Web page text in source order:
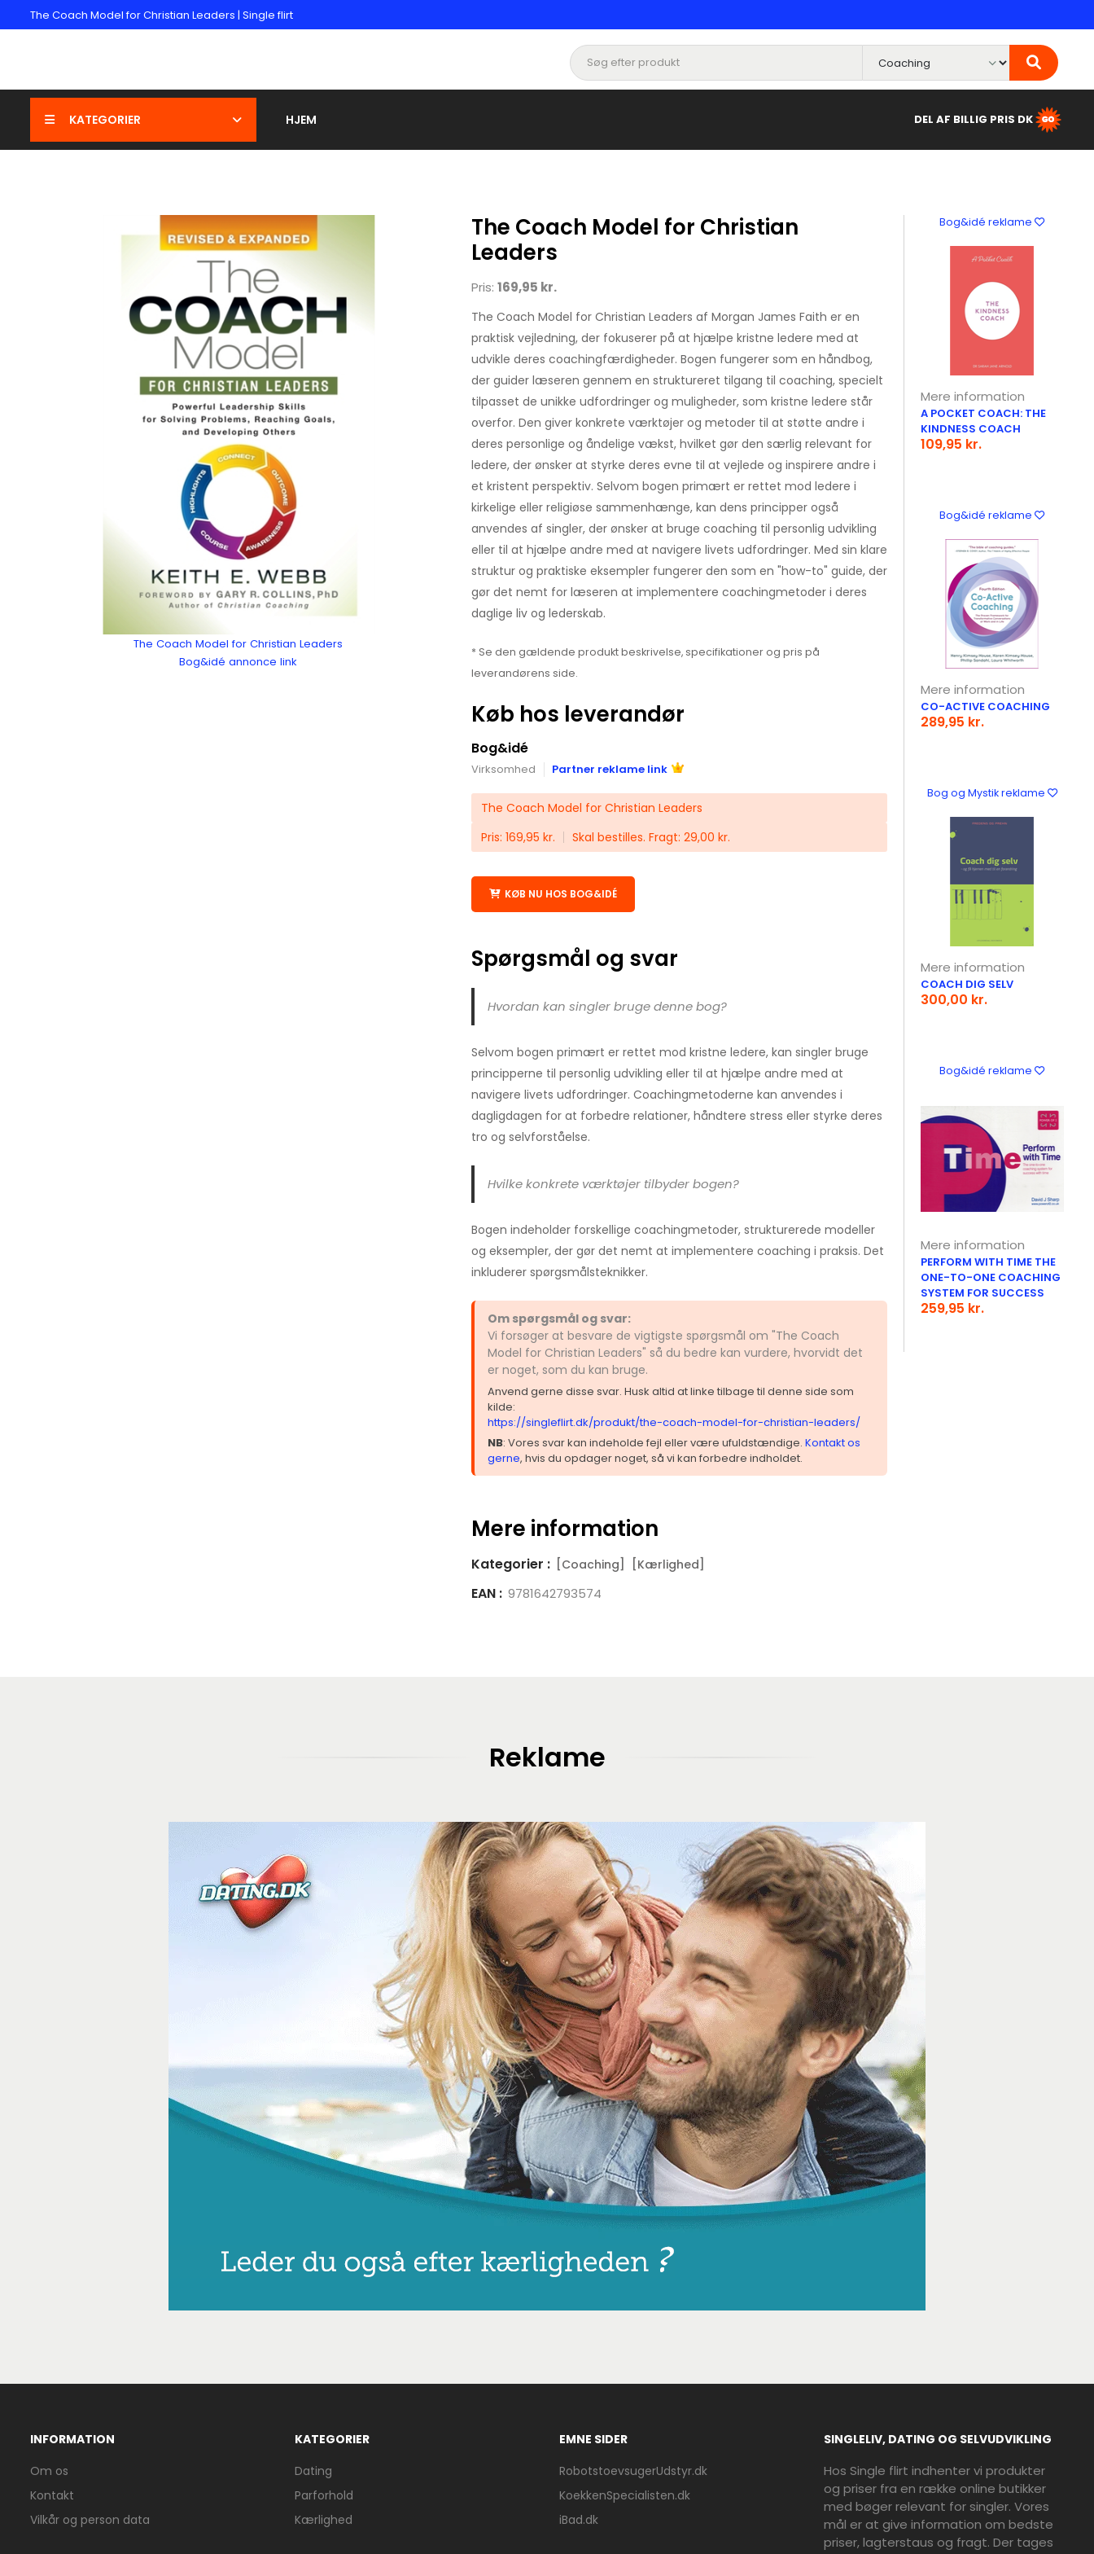
The Coach Model for Christian Leaders | Single flirt
KATEGORIER HJEM DEL AF BILLIG PRIS DK
The Coach Model for Christian Leaders
Bog&idé annonce link
The Coach Model for Christian
Leaders
Pris: 169,95 kr.
The Coach Model for Christian Leaders af Morgan James Faith er en
praktisk vejledning, der fokuserer på at hjælpe kristne ledere med at
udvikle deres coachingfærdigheder. Bogen fungerer som en håndbog,
der guider læseren gennem en struktureret tilgang til coaching, specielt
tilpasset de unikke udfordringer og muligheder, som kristne ledere står
overfor. Den giver konkrete værktøjer og metoder til at støtte andre i
deres personlige og åndelige vækst, hvilket gør den særlig relevant for
ledere, der ønsker at styrke deres evne til at vejlede og inspirere andre i
et kristent perspektiv. Selvom bogen primært er rettet mod ledere i
kirkelige eller religiøse sammenhænge, kan dens principper også
anvendes af singler, der ønsker at bruge coaching til personlig udvikling
eller til at hjælpe andre med at navigere livets udfordringer. Med sin klare
struktur og praktiske eksempler fungerer den som en "how-to" guide, der
gør det nemt for læseren at implementere coachingmetoder i deres
daglige liv og lederskab.
* Se den gældende produkt beskrivelse, specifikationer og pris på
leverandørens side.
Køb hos leverandør
Bog&idé
Virksomhed Partner reklame link
The Coach Model for Christian Leaders
Pris: 169,95 kr.
Skal bestilles. Fragt: 29,00 kr.
KØB NU HOS BOG&IDÉ
Spørgsmål og svar
Hvordan kan singler bruge denne bog?
Selvom bogen primært er rettet mod kristne ledere, kan singler bruge
principperne til personlig udvikling eller til at hjælpe andre med at
navigere livets udfordringer. Coachingmetoderne kan anvendes i
dagligdagen for at forbedre relationer, håndtere stress eller styrke deres
tro og selvforståelse.
Hvilke konkrete værktøjer tilbyder bogen?
Bogen indeholder forskellige coachingmetoder, strukturerede modeller
og eksempler, der gør det nemt at implementere coaching i praksis. Det
inkluderer spørgsmålsteknikker.
Om spørgsmål og svar:
Vi forsøger at besvare de vigtigste spørgsmål om "The Coach
Model for Christian Leaders" så du bedre kan vurdere, hvorvidt det
er noget, som du kan bruge.
Anvend gerne disse svar. Husk altid at linke tilbage til denne side som
kilde:
https://singleflirt.dk/produkt/the-coach-model-for-christian-leaders/
NB: Vores svar kan indeholde fejl eller være ufuldstændige. Kontakt os
gerne, hvis du opdager noget, så vi kan forbedre indholdet.
Mere information
Kategorier : [Coaching] [Kærlighed]
EAN : 9781642793574
Bog&idé reklame
Mere information
A POCKET COACH: THE
KINDNESS COACH
109,95 kr.
Bog&idé reklame
Mere information
CO-ACTIVE COACHING
289,95 kr.
Bog og Mystik reklame
Mere information
COACH DIG SELV
300,00 kr.
Bog&idé reklame
Mere information
PERFORM WITH TIME THE
ONE-TO-ONE COACHING
SYSTEM FOR SUCCESS
259,95 kr.
Reklame
INFORMATION
Om os
Kontakt
Vilkår og person data
KATEGORIER
Dating
Parforhold
Kærlighed
EMNE SIDER
RobotstoevsugerUdstyr.dk
KoekkenSpecialisten.dk
iBad.dk
SINGLELIV, DATING OG SELVUDVIKLING
Hos Single flirt indhenter vi produkter
og priser fra en række online butikker
med bøger relevant for singler. Vores
mål er at give information om bedste
priser, lagterstaus og fragt. Der tages